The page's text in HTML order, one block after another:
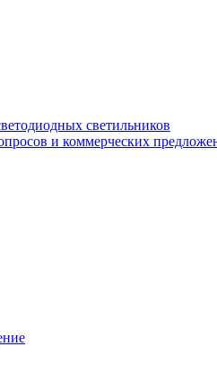
светильников
и коммерческих